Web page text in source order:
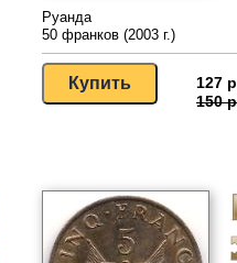
Руанда
50 франков (2003 г.)
127
150